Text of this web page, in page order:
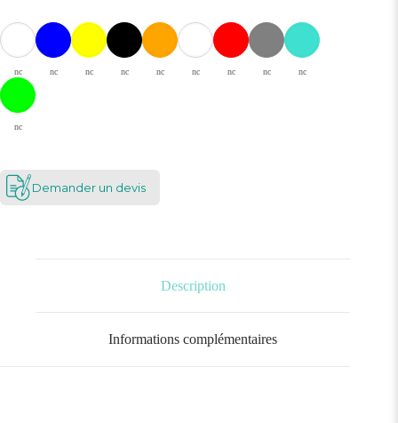
nc nc nc nc nc nc nc nc nc
nc
Demander un devis
Description
Informations complémentaires